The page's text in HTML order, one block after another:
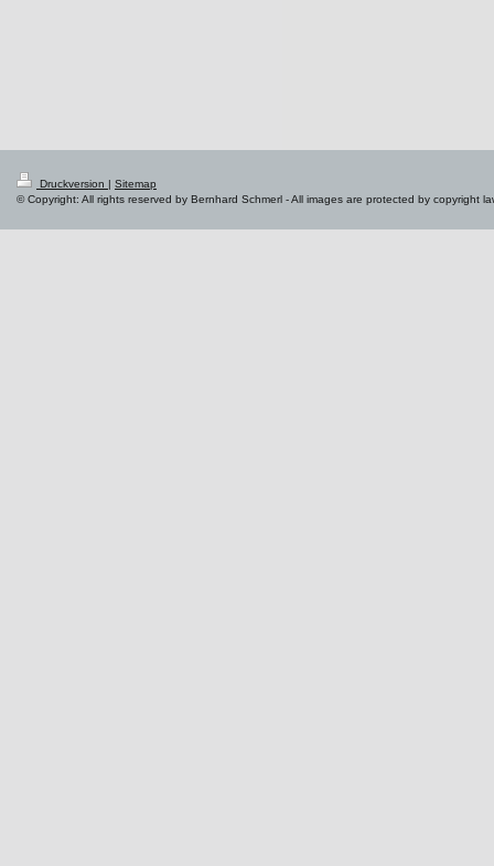
Druckversion | Sitemap
© Copyright: All rights reserved by Bernhard Schmerl - All images are protected by copyright